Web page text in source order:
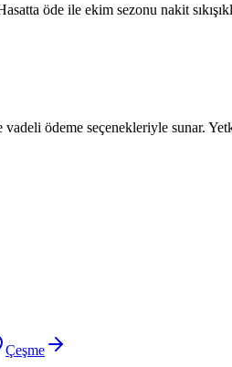
öde ile ekim sezonu nakit
ödeme seçenekleriyle sunar.
Çeşme